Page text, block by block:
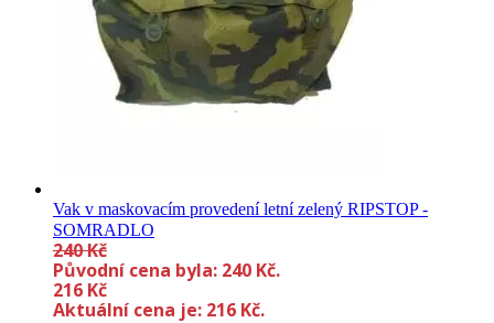
Vak v maskovacím provedení letní zelený RIPSTOP -
SOMRADLO
240Kč
Původní cena byla: 240 Kč.
216 Kč
Aktuální cena je: 216 Kč.